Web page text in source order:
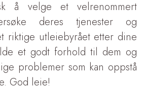
å velge et velrenommert
deres tjenester og
riktige utleiebyrået etter dine
et godt forhold til dem og
problemer som kan oppstå
God leie!